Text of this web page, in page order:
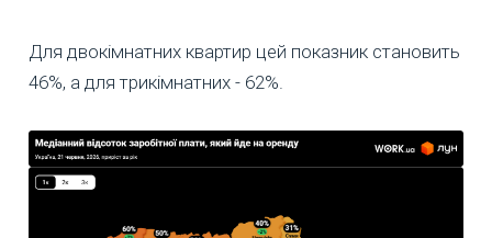
Для двокімнатних квартир цей показник становить
46%, а для трикімнатних - 62%.